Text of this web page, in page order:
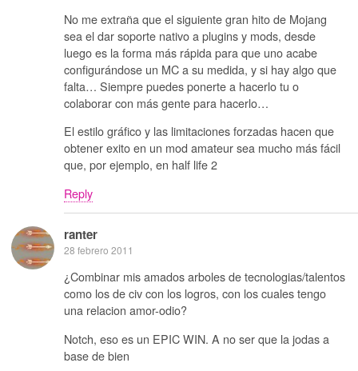
No me extraña que el siguiente gran hito de Mojang
sea el dar soporte nativo a plugins y mods, desde
luego es la forma más rápida para que uno acabe
configurándose un MC a su medida, y si hay algo que
falta… Siempre puedes ponerte a hacerlo tu o
colaborar con más gente para hacerlo…
El estilo gráfico y las limitaciones forzadas hacen que
obtener exito en un mod amateur sea mucho más fácil
que, por ejemplo, en half life 2
Reply
ranter
28 febrero 2011
¿Combinar mis amados arboles de tecnologias/talentos
como los de civ con los logros, con los cuales tengo
una relacion amor-odio?
Notch, eso es un EPIC WIN. A no ser que la jodas a
base de bien